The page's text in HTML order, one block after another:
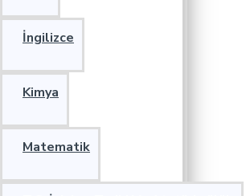
İngilizce
Kimya
Matematik